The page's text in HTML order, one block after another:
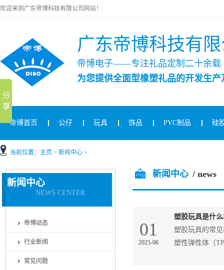
欢迎来到广东帝博科技有限公司网站！
广东帝博科技有
帝博电子——专注礼品定制二十余载
为您提供全面型橡塑礼品的开发生产
帝博首页 公仔 玩具 饰品 PVC制品 硅
当前位置： 主页 > 新闻中心 >
新闻中心 / news
01
2025-06
塑胶玩具是什
塑胶玩具的常
塑性弹性体（
新闻中心
NEWS CENTER
帝博动态
行业新闻
常见问题